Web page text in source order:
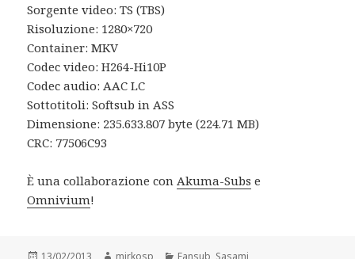
Sorgente video: TS (TBS)
Risoluzione: 1280×720
Container: MKV
Codec video: H264-Hi10P
Codec audio: AAC LC
Sottotitoli: Softsub in ASS
Dimensione: 235.633.807 byte (224.71 MB)
CRC: 77506C93
È una collaborazione con Akuma-Subs e
Omnivium!
Posted Author Categories